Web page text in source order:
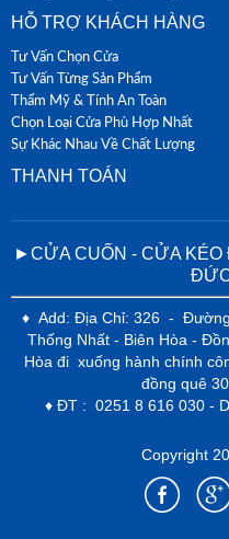
HỖ TRỢ KHÁCH HÀNG
Tư Vấn Chọn Cửa
Tư Vấn Từng Sản Phẩm
Thẩm Mỹ & Tính An Toàn
Chọn Loại Cửa Phù Hợp Nhất
Sự Khác Nhau Về Chất Lượng
THANH TOÁN
►CỬA CUỐN - CỬA KÉO
♦ Add: Địa Chỉ: 326 - Đường
Thống Nhất - Biên Hòa -
Hòa đi xuống hành chính
đồng quê
♦ ĐT : 0251 8 616 030 -
Copyright